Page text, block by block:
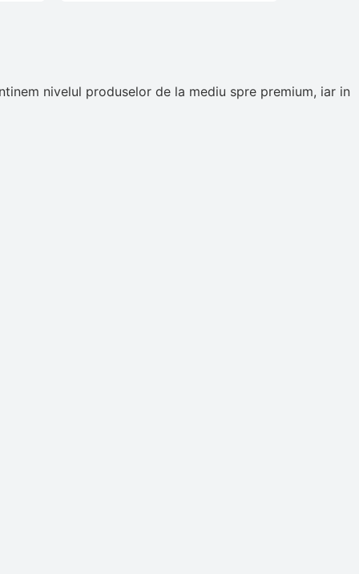
nivelul produselor de la mediu spre premium, iar in